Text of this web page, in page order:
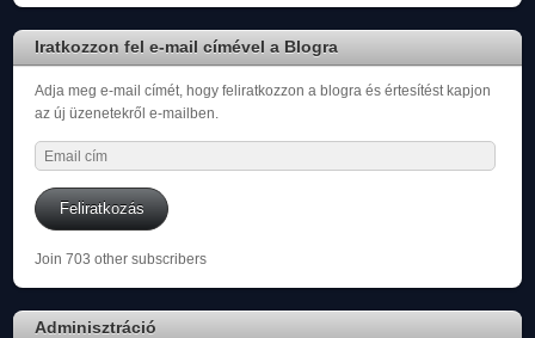
Iratkozzon fel e-mail címével a Blogra
Adja meg e-mail címét, hogy feliratkozzon a blogra és értesítést kapjon
az új üzenetekről e-mailben.
Email
cím
Feliratkozás
Join 703 other subscribers
Adminisztráció